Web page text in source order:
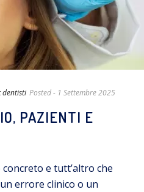
dentisti Posted- 1 Settembre 2025
PAZIENTI E
e tutt’altro che
errore clinico o un